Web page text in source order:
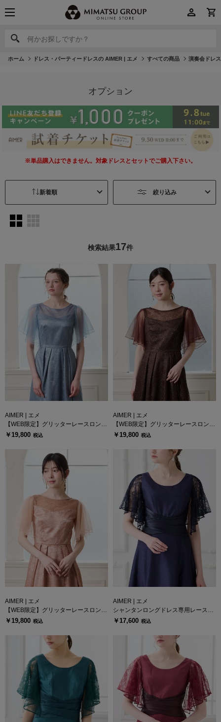
何かお探しですか？
何かお探しですか？
ホーム ドレス・パーティードレスの AIMER | エメ すべての商品 演奏会ドレス
オプション
※単品購入はできません。対象ドレスとセットでご購入下さい。
絞り込み
検索結果17件
AIMER | エメ
【WEB限定】グリッターレースロング
ドレス専用付け袖
￥19,800 税込
AIMER | エメ
【WEB限定】グリッターレースロング
ドレス専用付け袖
￥19,800 税込
AIMER | エメ
【WEB限定】グリッターレースロング
ドレス専用付け袖
￥19,800 税込
AIMER | エメ
シャンタンロングドレス専用レース付
け袖
￥17,600 税込